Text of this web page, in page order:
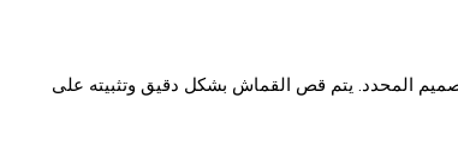
المحدد. يتم قص القماش بشكل دقيق وتثبيته على